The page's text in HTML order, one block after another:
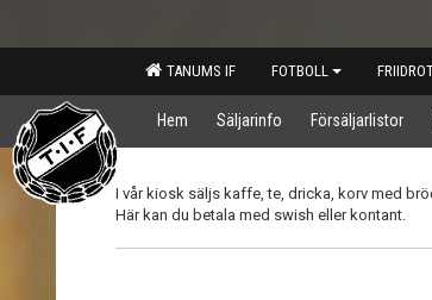
TANUMS IF FOTBOLL
Hem Säljarinfo Försäljarlistor
I vår kiosk säljs kaffe, te, dricka, korv med
Här kan du betala med swish eller kontant.